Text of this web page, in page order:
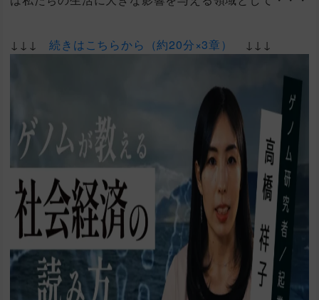
↓↓↓続きはこちらから（約20分×3章） ↓↓↓